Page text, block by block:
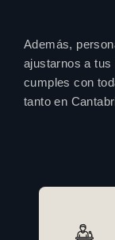
Además,
ajustarnos a tus
cumples con
tanto en